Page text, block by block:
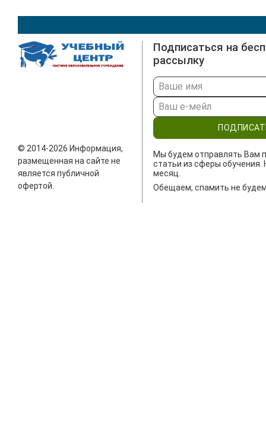
© 2014-2026 Информация,
размещенная на сайте не
является публичной
офертой.
Подписаться на
рассылку
Мы будем отправлять Вам
статьи из сферы обучения.
месяц.
Обещаем, спамить не